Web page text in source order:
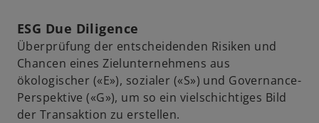
ESG Due Diligence
Überprüfung der entscheidenden Risiken und
Chancen eines Zielunternehmens aus
ökologischer («E»), sozialer («S») und Governance-
Perspektive («G»), um so ein vielschichtiges Bild
der Transaktion zu erstellen.